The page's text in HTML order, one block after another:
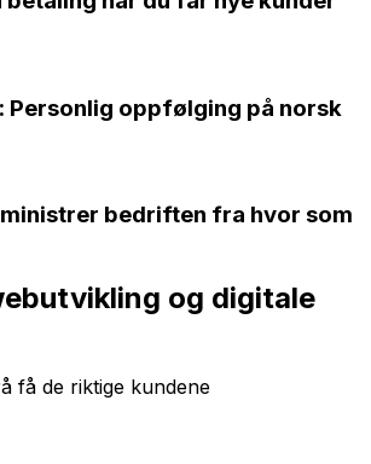
Personlig oppfølging på norsk
bedriften fra hvor som
og digitale
få de riktige kundene